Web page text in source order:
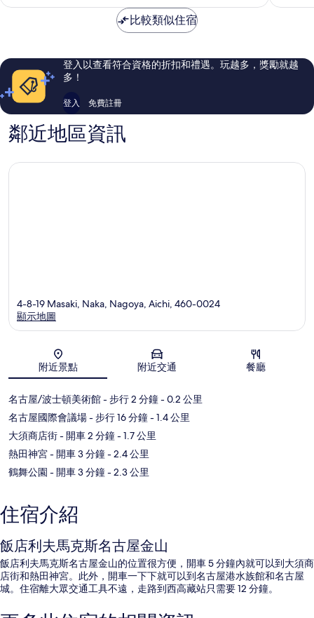
有
則
評
有
則
評
比較類似住宿
登入以查看符合資格的折扣和禮遇。玩越多，獎勵就越
多！
登入 免費註冊
鄰近地區資訊
地圖
4-8-19 Masaki, Naka, Nagoya, Aichi, 460-0024
顯示地圖
附近景點 附近交通 餐廳
名古屋/波士頓美術館- 步行 2 分鐘- 0.2 公里
名古屋國際會議場- 步行 16 分鐘- 1.4 公里
大須商店街- 開車 2 分鐘- 1.7 公里
熱田神宮- 開車 3 分鐘- 2.4 公里
鶴舞公園 - 開車 3 分鐘- 2.3 公里
住宿介紹
飯店利夫馬克斯名古屋金山
飯店利夫馬克斯名古屋金山的位置很方便，開車 5 分鐘內就可以到大須商
店街和熱田神宮。此外，開車一下下就可以到名古屋港水族館和名古屋
城。住宿離大眾交通工具不遠，走路到西高藏站只需要 12 分鐘。